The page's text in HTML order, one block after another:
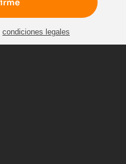
condiciones legales